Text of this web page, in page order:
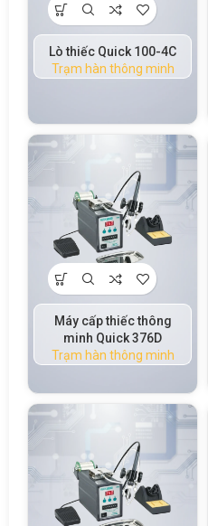
Lò thiếc Quick 100-4C
Trạm hàn thông minh
Máy cấp thiếc thông
minh Quick 376D
Trạm hàn thông minh